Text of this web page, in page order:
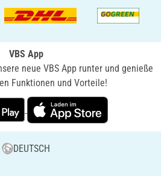
VBS App
neue VBS App runter und genieße
Funktionen und Vorteile!
DEUTSCH